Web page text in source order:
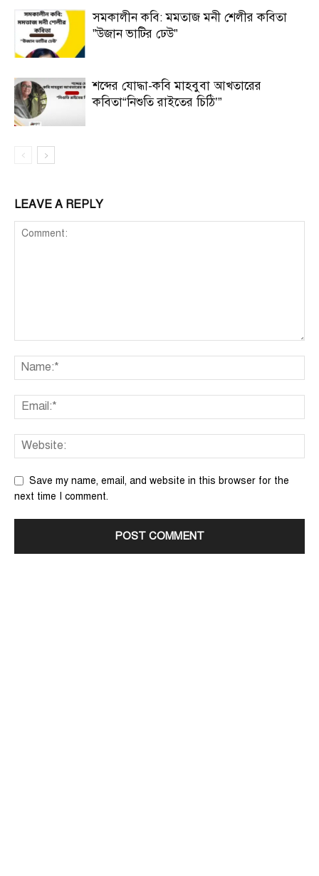
সমকালীন কবি: মমতাজ মনী শেলীর কবিতা
”উজান ভাটির ঢেউ”
শব্দের যোদ্ধা-কবি মাহবুবা আখতারের
কবিতা“নিশুতি রাইতের চিঠি’”
LEAVE A REPLY
Save my name, email, and website in this browser for the
next time I comment.